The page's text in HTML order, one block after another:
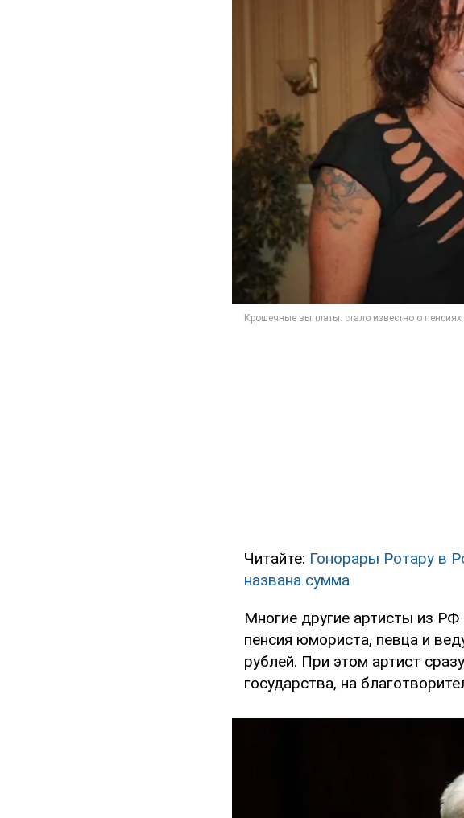
Читайте: Гонорары Ротару в
названа сумма
Многие другие артисты из
пенсия юмориста, певца и
рублей. При этом артист
государства, на